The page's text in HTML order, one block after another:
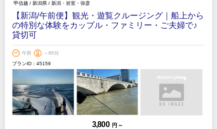
甲信越 / 新潟県 / 新潟・岩室・弥彦
【新潟/午前便】観光・遊覧クルージング｜船上から
の特別な体験をカップル・ファミリー・ご夫婦で♪
貸切可
午前
～60分
プランID：45159
3,800 円 ～